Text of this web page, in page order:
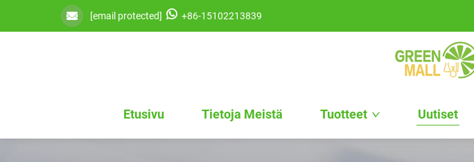
[email protected] +86-15102213839
Etusivu Tietoja Meistä Tuotteet Uutiset